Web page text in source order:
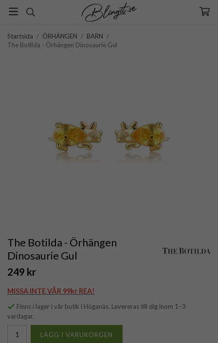
Startsida / ÖRHÄNGEN / BARN /
The Botilda - Örhängen Dinosaurie Gul
The Botilda - Örhängen
Dinosaurie Gul
249 kr
MISSA INTE VÅR 99kr REA!
Finns i lager i vår butik i Höganäs. Levereras till dig inom 1–3
vardagar.
LÄGG I VARUKORGEN